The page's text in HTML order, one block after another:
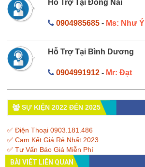
Hỗ Trợ Tại Đồng Nai
0904985685- Ms: Như Ý
Hỗ Trợ Tại Bình Dương
0904991912- Mr: Đạt
SỰ KIỆN 2022 ĐẾN 2025
✅ Điện Thoại 0903.181.486
✅ Cam Kết Giá Rẻ Nhất 2023
✅ Tư Vấn Báo Giá Miễn Phí
BÀI VIẾT LIÊN QUAN